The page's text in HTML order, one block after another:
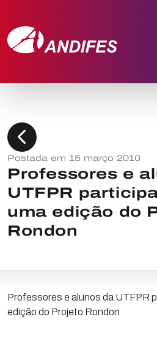
chevron_left
Postada em 15 março 2010
Professores e
UTFPR
uma edição do
Rondon
Professores e alunos da UTFPR
edição do Projeto Rondon